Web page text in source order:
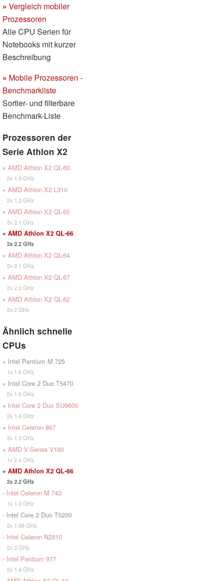
» Vergleich mobiler
Prozessoren
Alle CPU Serien für
Notebooks mit kurzer
Beschreibung
» Mobile Prozessoren -
Benchmarkliste
Sortier- und filterbare
Benchmark-Liste
Prozessoren der
Serie Athlon X2
» AMD Athlon X2 QL-60
2x 1.9 GHz
» AMD Athlon X2 L310
2x 1.2 GHz
» AMD Athlon X2 QL-65
2x 2.1 GHz
» AMD Athlon X2 QL-66
2x 2.2 GHz
» AMD Athlon X2 QL-64
2x 2.1 GHz
» AMD Athlon X2 QL-67
2x 2.2 GHz
» AMD Athlon X2 QL-62
2x 2 GHz
Ähnlich schnelle
CPUs
+ Intel Pentium M 725
1x 1.6 GHz
+ Intel Core 2 Duo T5470
2x 1.6 GHz
+ Intel Core 2 Duo SU9600
2x 1.6 GHz
+ Intel Celeron 867
2x 1.3 GHz
+ AMD V-Series V160
1x 2.4 GHz
» AMD Athlon X2 QL-66
2x 2.2 GHz
- Intel Celeron M 743
1x 1.3 GHz
- Intel Core 2 Duo T5200
2x 1.66 GHz
- Intel Celeron N2810
2x 2 GHz
- Intel Pentium 977
2x 1.4 GHz